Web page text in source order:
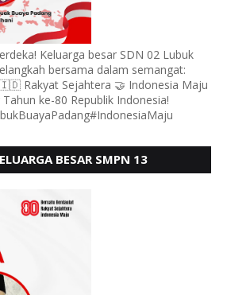
Keluarga besar SDN 02 Lubuk
bersama dalam semangat:
Rakyat Sejahtera 🤝 Indonesia Maju
ke-80 Republik Indonesia!
BESAR SMPN 13